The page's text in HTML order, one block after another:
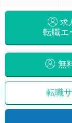
求
転職エ
無
転職